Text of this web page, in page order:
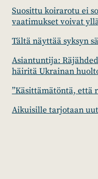
Suosittu koirarotu ei
vaatimukset voivat
Tältä näyttää syksyn
Asiantuntija:
häiritä Ukrainan
”Käsittämätöntä, että
Aikuisille tarjotaan